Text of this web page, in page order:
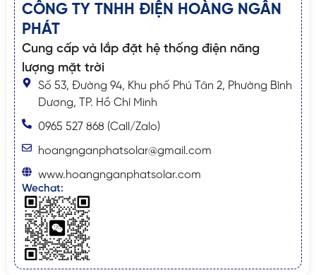
CÔNG TY TNHH ĐIỆN HOÀNG NGÂN
PHÁT
Cung cấp và lắp đặt hệ thống điện năng
lượng mặt trời
Số 53, Đường 94, Khu phố Phú Tân 2, Phường Bình
Dương, TP. Hồ Chí Minh
0965 527 868 (Call/Zalo)
hoangnganphatsolar@gmail.com
www.hoangnganphatsolar.com
Wechat: